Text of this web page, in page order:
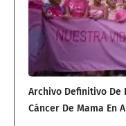
Archivo Definitivo De
Cáncer De Mama En